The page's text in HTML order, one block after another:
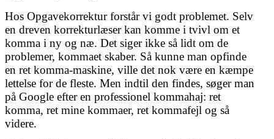
Hos Opgavekorrektur forstår vi godt problemet. Selv
en dreven korrekturlæser kan komme i tvivl om et
komma i ny og næ. Det siger ikke så lidt om de
problemer, kommaet skaber. Så kunne man opfinde
en ret komma-maskine, ville det nok være en kæmpe
lettelse for de fleste. Men indtil den findes, søger man
på Google efter en professionel kommahaj: ret
komma, ret mine kommaer, ret kommafejl og så
videre.